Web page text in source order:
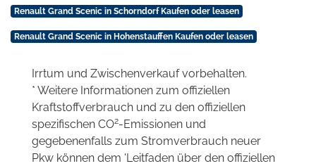
Renault Grand Scenic in Schorndorf Kaufen oder leasen
Renault Grand Scenic in Hohenstauffen Kaufen oder leasen
Irrtum und Zwischenverkauf vorbehalten.
* Weitere Informationen zum offiziellen
Kraftstoffverbrauch und zu den offiziellen
spezifischen CO2-Emissionen und
gegebenenfalls zum Stromverbrauch neuer
Pkw können dem 'Leitfaden über den offiziellen